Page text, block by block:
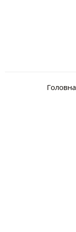
Головна